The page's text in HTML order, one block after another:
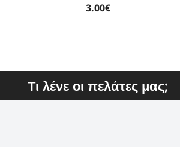
3.00€
Τι λένε οι πελάτες μας;